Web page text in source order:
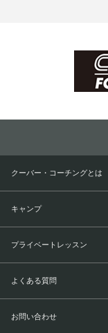
クーバー・コーチングとは
キャンプ
プライベートレッスン
よくある質問
お問い合わせ